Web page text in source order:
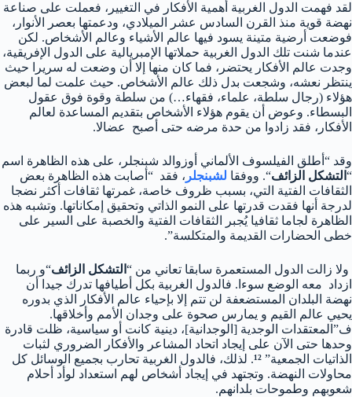
لقد فهمت الدول الغربية أهمية الأفكار في التغيير، فعملت على صناعة
نهضة قوية منذ القرن السادس عشر الميلادي، ودعمتها بعصر الأنوار،
فوضعت أرضية متينة يسود فيها عالم الأشياء وعالم الأشخاص. لكن
عندما شنت تلك الدول الغربية حملاتها الإمبريالية على الدول الإفريقية،
وجدت عالم الأفكار يحتضر، فما كان منها إلا أن وضعت له سريرا حيث
ينتظر نعشه، وشجعت بدل ذلك عالم الأشخاص. حيث علمت لما لبعض
هؤلاء (رجال سلطة، علماء، فقهاء…) من سلطة وقوة فوق عقول
البسطاء. وعوض أن يقوم هؤلاء الأشخاص بتقديم المساعدة لعالم
الأفكار، فقد زادوا من حدة مرضه حتى أصبح عضالا.
وقد “أطلق الفيلسوف الألماني أوزوالد شبنجلر، على هذه الظاهرة اسم
“ التشكل الزائف“. ووفقا لشبنجلر ، فقد “أصابت هذه الظاهرة بعض
الثقافات الفتية التي، بسبب ظروف خاصة، غمرتها ثقافات أكثر نضجا
لدرجة أنها فقدت قدرتها على النمو الذاتي وتحقيق إمكاناتها. وتشبه هذه
الظاهرة لجاما ثقافيا يُجبر الثقافات الفتية والخصبة على السير على
خطى الحضارات القديمة والمتكلسة”.
ولا زالت الدول المستعمرة سابقا تعاني من “ التشكل الزائف“و ربما
ازداد معه الوضع سوءا. فالدول الغربية بكل أطيافها تدرك جيدا أن
نهضة البلدان المستضعفة لن تتم إلا بإحياء عالم الأفكار الذي بدوره
يحيي عالم القيم و يمارس صحوة على وجدان الأمم وأخلاقها.
ف”المعتقدات الوجدية [الوجدانية]، دينية كانت أو سياسية، ظلت قادرة
وحدها حتى الآن على إيجاد اتحاد المشاعر والأفكار الضروري لثبات
الذاتيات الجمعية” ¹². لذلك، فالدول الغربية تحارب بجميع الوسائل كل
محاولات النهضة. وتجتهد في إيجاد أشخاص لهم استعداد لوأد أحلام
شعوبهم وطموحات بلدانهم.